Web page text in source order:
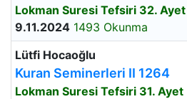
Lokman Suresi Tefsiri 32. Ayet
9.11.2024 1493 Okunma
Lütfi Hocaoğlu
Kuran Seminerleri II 1264
Lokman Suresi Tefsiri 31. Ayet